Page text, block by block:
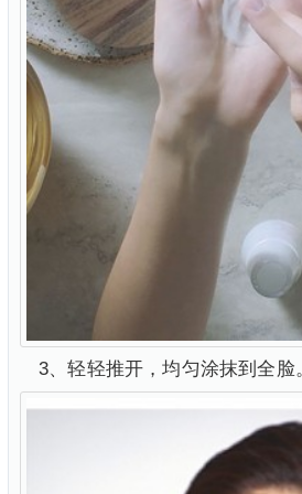
3、轻轻推开，均匀涂抹到全脸